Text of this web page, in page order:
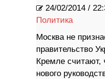
24/02/2014 /
Политика
Москва не
правительство
Кремле считают,
нового